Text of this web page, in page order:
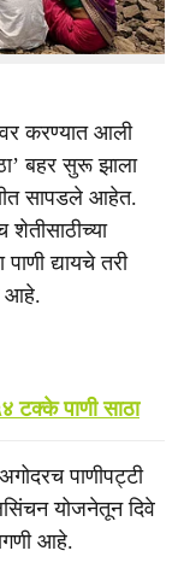
पाणी तातडीने
करण्यात आली
बहर सुरू झाला
सापडले आहेत.
शेतीसाठीच्या
द्यायचे तरी
आहे.
टक्के पाणी साठा
पाणीपट्टी
योजनेतून दिवे
आहे.